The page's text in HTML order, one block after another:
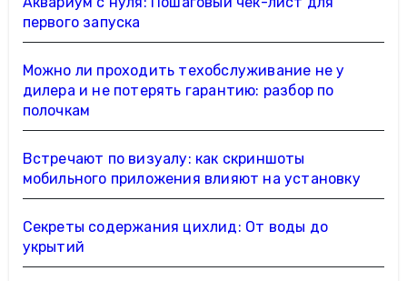
первого запуска
Можно ли проходить техобслуживание не у
дилера и не потерять гарантию: разбор по
полочкам
Встречают по визуалу: как скриншоты
мобильного приложения влияют на установку
Секреты содержания цихлид: От воды до
укрытий